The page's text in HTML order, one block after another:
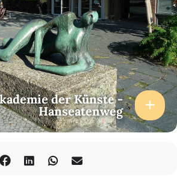
der Künste -
Hanseatenweg